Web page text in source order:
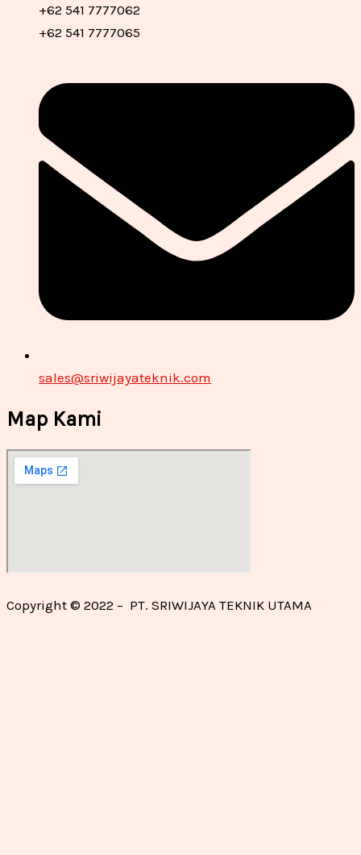
+62 541 7777062
+62 541 7777065
sales@sriwijayateknik.com
Map Kami
Copyright © 2022 – PT. SRIWIJAYA TEKNIK UTAMA